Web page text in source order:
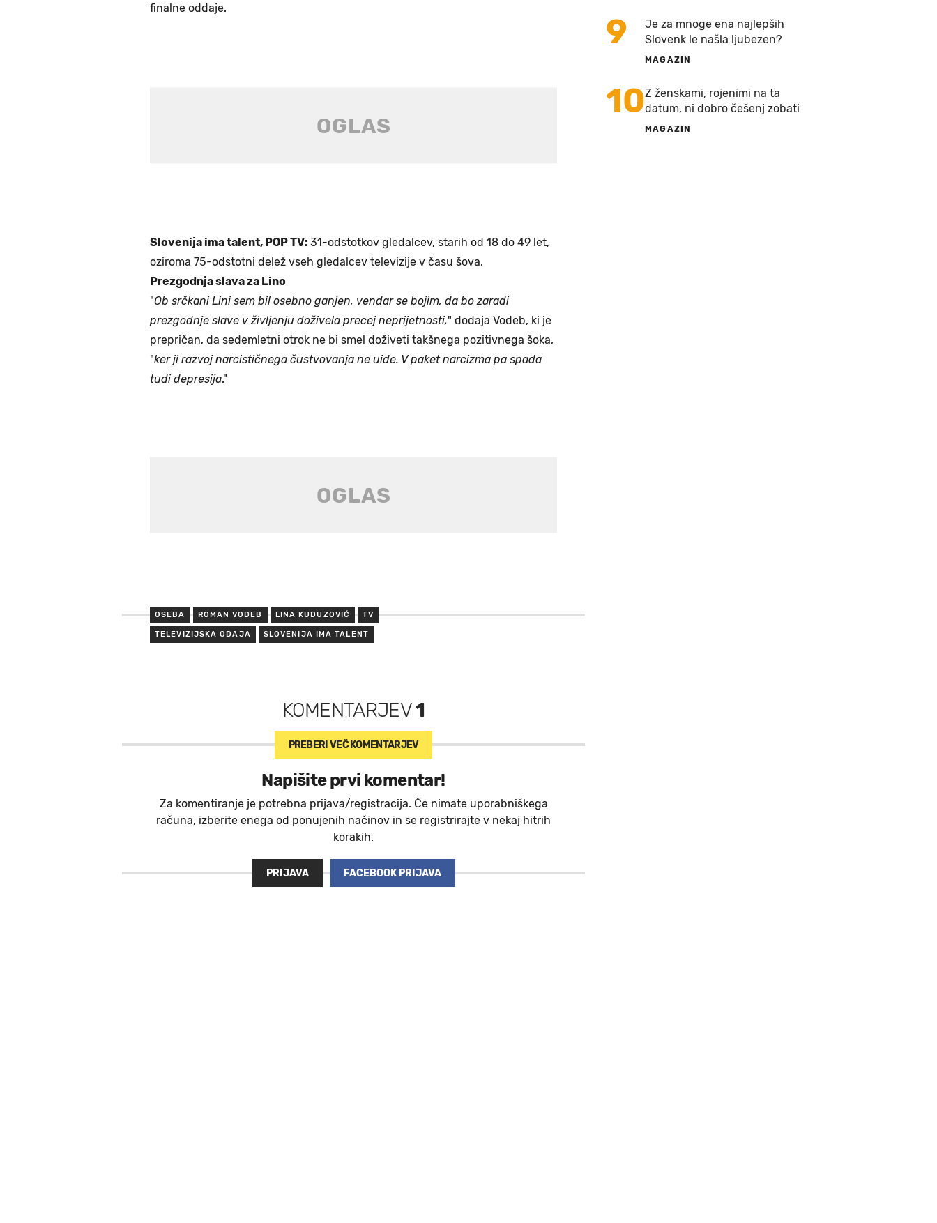
finalne oddaje.
Slovenija ima talent, POP TV: 31-odstotkov gledalcev, starih od 18 do 49 let,
oziroma 75-odstotni delež vseh gledalcev televizije v času šova.
Prezgodnja slava za Lino
"Ob srčkani Lini sem bil osebno ganjen, vendar se bojim, da bo zaradi
prezgodnje slave v življenju doživela precej neprijetnosti," dodaja Vodeb, ki je
prepričan, da sedemletni otrok ne bi smel doživeti takšnega pozitivnega šoka,
"ker ji razvoj narcističnega čustvovanja ne uide. V paket narcizma pa spada
tudi depresija."
OSEBA ROMAN VODEB LINA KUDUZOVIĆ TV
TELEVIZIJSKA ODAJA SLOVENIJA IMA TALENT
KOMENTARJEV1
PREBERI VEČ KOMENTARJEV
Napišite prvi komentar!
Za komentiranje je potrebna prijava/registracija. Če nimate uporabniškega
računa, izberite enega od ponujenih načinov in se registrirajte v nekaj hitrih
korakih.
PRIJAVA FACEBOOK PRIJAVA
9
Je za mnoge ena najlepših
Slovenk le našla ljubezen?
MAGAZIN
10Z ženskami, rojenimi na ta
datum, ni dobro češenj zobati
MAGAZIN